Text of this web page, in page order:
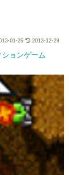
01-25 2013-12-29
ョンゲーム